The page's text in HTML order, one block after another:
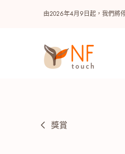
由2026年4月9日起，我們將
獎賞